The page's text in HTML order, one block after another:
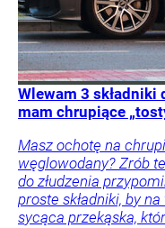
Wlewam 3
mam chrupiące
Masz ochotę na
węglowodany? Zrób
do złudzenia
proste składniki, by
sycąca przekąska,